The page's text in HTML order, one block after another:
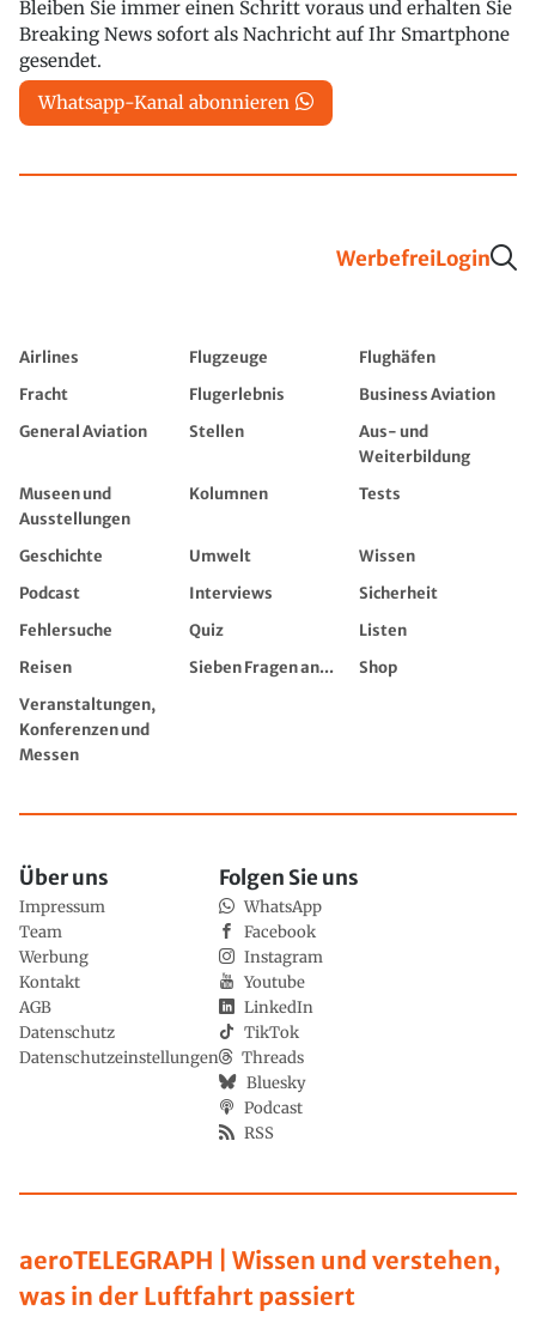
Bleiben Sie immer einen Schritt voraus und erhalten Sie
Breaking News sofort als Nachricht auf Ihr Smartphone
gesendet.
Whatsapp-Kanal abonnieren
WerbefreiLogin
Airlines Flugzeuge
Flughäfen
Fracht
Flugerlebnis
Business Aviation
General Aviation
Stellen
Aus- und
Weiterbildung
Museen und
Ausstellungen
Kolumnen Tests
Geschichte Umwelt
Wissen
Podcast
Interviews
Sicherheit
Fehlersuche
Quiz
Listen
Reisen
Sieben Fragen an...
Shop
Veranstaltungen,
Konferenzen und
Messen
aeroTELEGRAPH | Wissen und verstehen,
was in der Luftfahrt passiert
Über uns
Impressum
Team
Werbung
Kontakt
AGB
Datenschutz
Datenschutzeinstellungen
Folgen Sie uns
WhatsApp
Facebook
Instagram
Youtube
LinkedIn
TikTok
Threads
Bluesky
Podcast
RSS